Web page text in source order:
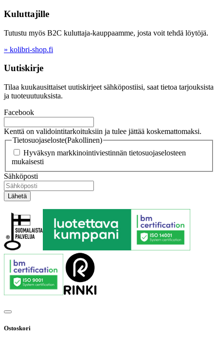
Kuluttajille
Tutustu myös B2C kuluttaja-kauppaamme, josta voit tehdä löytöjä.
» kolibri-shop.fi
Uutiskirje
Tilaa kuukausittaiset uutiskirjeet sähköpostiisi, saat tietoa tarjouksista
ja tuoteuutuuksista.
Facebook
Kenttä on validointitarkoituksiin ja tulee jättää koskemattomaksi.
Tietosuojaseloste(Pakollinen)
Hyväksyn markkinointiviestinnän tietosuojaselosteen
mukaisesti
Sähköposti
Ostoskori